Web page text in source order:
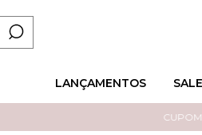
LANÇAMENTOS SALE
CUPOM